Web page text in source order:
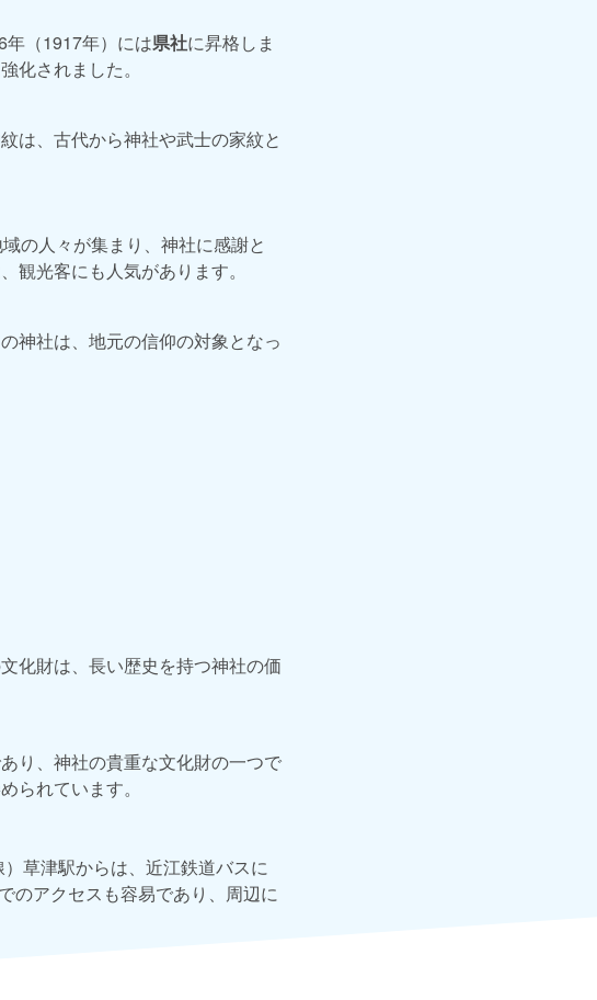
年（1917年）には県社に昇格しま
化されました。
は、古代から神社や武士の家紋と
の人々が集まり、神社に感謝と
観光客にも人気があります。
神社は、地元の信仰の対象となっ
化財は、長い歴史を持つ神社の価
り、神社の貴重な文化財の一つで
られています。
草津駅からは、近江鉄道バスに
のアクセスも容易であり、周辺に